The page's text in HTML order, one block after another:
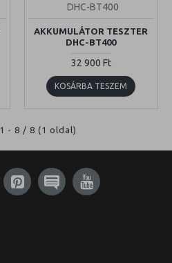
DHC-BT400
AKKUMULÁTOR TESZTER
DHC-BT400
32 900 Ft
KOSÁRBA TESZEM
- 8 / 8 (1 oldal)